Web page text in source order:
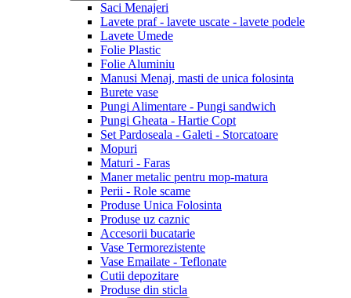
Saci Menajeri
Lavete praf - lavete uscate - lavete podele
Lavete Umede
Folie Plastic
Folie Aluminiu
Manusi Menaj, masti de unica folosinta
Burete vase
Pungi Alimentare - Pungi sandwich
Pungi Gheata - Hartie Copt
Set Pardoseala - Galeti - Storcatoare
Mopuri
Maturi - Faras
Maner metalic pentru mop-matura
Perii - Role scame
Produse Unica Folosinta
Produse uz caznic
Accesorii bucatarie
Vase Termorezistente
Vase Emailate - Teflonate
Cutii depozitare
Produse din sticla